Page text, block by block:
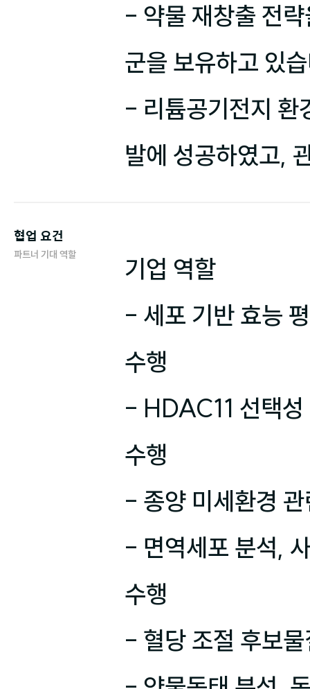
- 약물 재창출 전
군을 보유하고 있
- 리튬공기전지 환
발에 성공하였고,
협업 요건
파트너 기대 역할
기업 역할
- 세포 기반 효능
수행
- HDAC11 선택성
수행
- 종양 미세환경
- 면역세포 분석,
수행
- 혈당 조절 후보